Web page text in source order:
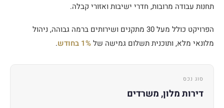
תחנות עבודה מרובות, חדרי ישיבות ואזורי קבלה.
הפרויקט כולל מעל 30 מתקנים ושירותים ברמה גבוהה, ניהול
מלונאי מלא, ותוכנית תשלום גמישה של1% בחודש .
סוג נכס
דירות מלון, משרדים